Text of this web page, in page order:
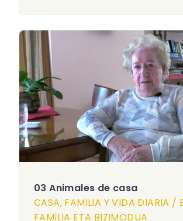
03 Animales de casa
CASA, FAMILIA Y VIDA DIARIA /
FAMILIA ETA BIZIMODUA